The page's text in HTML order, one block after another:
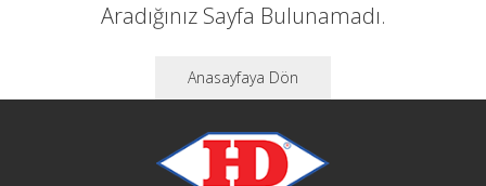
Aradığınız Sayfa Bulunamadı.
Anasayfaya Dön